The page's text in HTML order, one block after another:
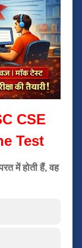
CSE
Test
में होती हैं, वह